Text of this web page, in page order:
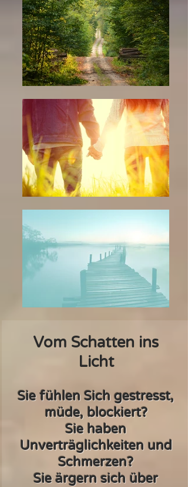
Vom Schatten ins
Licht
Sie fühlen Sich gestresst,
müde, blockiert?
Sie haben
Unverträglichkeiten und
Schmerzen?
Sie ärgern sich über